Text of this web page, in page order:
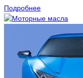
Подробнее